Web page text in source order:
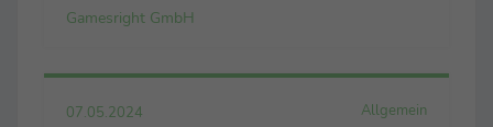
besaß in diesem Zeitraum keine offizielle
Gamesright GmbH
07.05.2024 Allgemein